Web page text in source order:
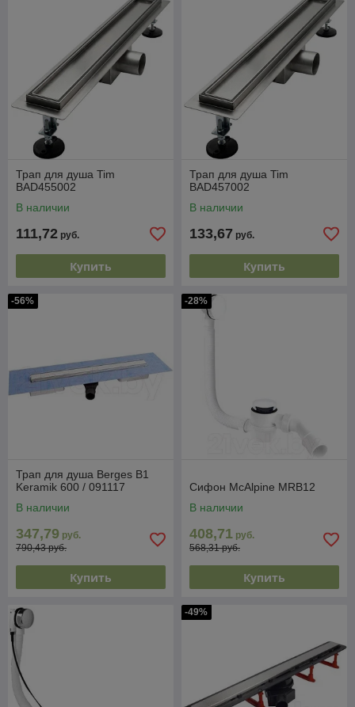
Трап для душа Tim
BAD455002
В наличии
111,72 руб.
Купить
Трап для душа Tim
BAD457002
В наличии
133,67 руб.
Купить
-56%
Трап для душа Berges B1
Keramik 600 / 091117
В наличии
347,79 руб.
790,43 руб.
Купить
-28%
Сифон McAlpine MRB12
В наличии
408,71 руб.
568,31 руб.
Купить
-49%